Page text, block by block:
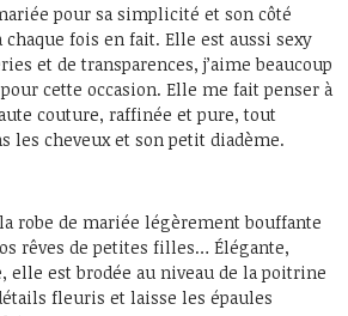
pour sa simplicité et son côté
fois en fait. Elle est aussi sexy
et de transparences, j’aime beaucoup
cette occasion. Elle me fait penser à
couture, raffinée et pure, tout
les cheveux et son petit diadème.
robe de mariée légèrement bouffante
rêves de petites filles… Élégante,
elle est brodée au niveau de la poitrine
fleuris et laisse les épaules